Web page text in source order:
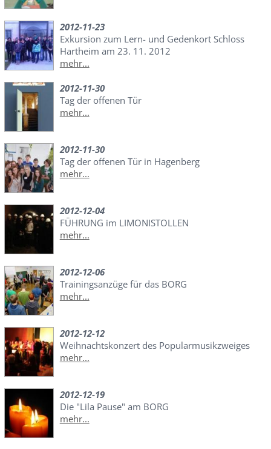
2012-11-23
Exkursion zum Lern- und Gedenkort Schloss
Hartheim am 23. 11. 2012
mehr...
2012-11-30
Tag der offenen Tür
mehr...
2012-11-30
Tag der offenen Tür in Hagenberg
mehr...
2012-12-04
FÜHRUNG im LIMONISTOLLEN
mehr...
2012-12-06
Trainingsanzüge für das BORG
mehr...
2012-12-12
Weihnachtskonzert des Popularmusikzweiges
mehr...
2012-12-19
Die "Lila Pause" am BORG
mehr...